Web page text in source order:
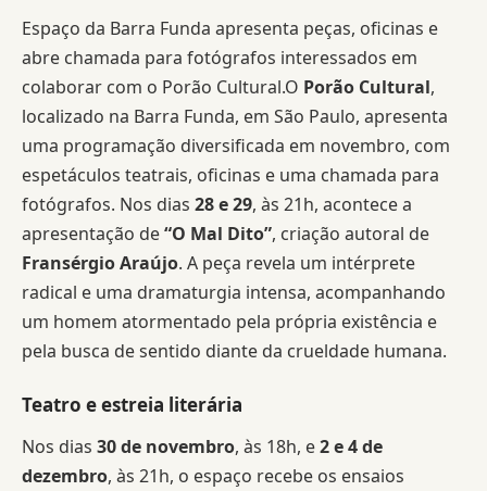
Espaço da Barra Funda apresenta peças, oficinas e
abre chamada para fotógrafos interessados em
colaborar com o Porão Cultural.O Porão Cultural,
localizado na Barra Funda, em São Paulo, apresenta
uma programação diversificada em novembro, com
espetáculos teatrais, oficinas e uma chamada para
fotógrafos. Nos dias 28 e 29, às 21h, acontece a
apresentação de“O Mal Dito”, criação autoral de
Fransérgio Araújo. A peça revela um intérprete
radical e uma dramaturgia intensa, acompanhando
um homem atormentado pela própria existência e
pela busca de sentido diante da crueldade humana.
Teatro e estreia literária
Nos dias 30 de novembro, às 18h, e2 e 4 de
dezembro, às 21h, o espaço recebe os ensaios